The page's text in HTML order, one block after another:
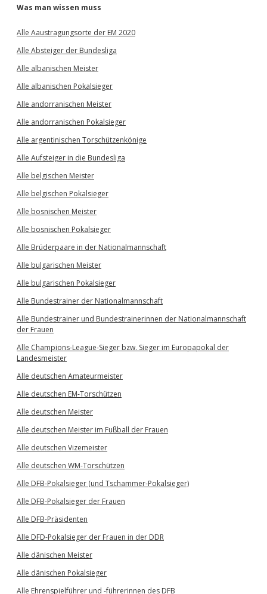
Was man wissen muss
Alle Aaustragungsorte der EM 2020
Alle Absteiger der Bundesliga
Alle albanischen Meister
Alle albanischen Pokalsieger
Alle andorranischen Meister
Alle andorranischen Pokalsieger
Alle argentinischen Torschützenkönige
Alle Aufsteiger in die Bundesliga
Alle belgischen Meister
Alle belgischen Pokalsieger
Alle bosnischen Meister
Alle bosnischen Pokalsieger
Alle Brüderpaare in der Nationalmannschaft
Alle bulgarischen Meister
Alle bulgarischen Pokalsieger
Alle Bundestrainer der Nationalmannschaft
Alle Bundestrainer und Bundestrainerinnen der Nationalmannschaft
der Frauen
Alle Champions-League-Sieger bzw. Sieger im Europapokal der
Landesmeister
Alle deutschen Amateurmeister
Alle deutschen EM-Torschützen
Alle deutschen Meister
Alle deutschen Meister im Fußball der Frauen
Alle deutschen Vizemeister
Alle deutschen WM-Torschützen
Alle DFB-Pokalsieger (und Tschammer-Pokalsieger)
Alle DFB-Pokalsieger der Frauen
Alle DFB-Präsidenten
Alle DFD-Pokalsieger der Frauen in der DDR
Alle dänischen Meister
Alle dänischen Pokalsieger
Alle Ehrenspielführer und -führerinnen des DFB